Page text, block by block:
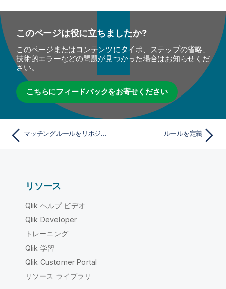
このページは役に立ちましたか?
このページまたはコンテンツにタイポ、ステップの省略、
技術的エラーなどの問題が見つかった場合はお知らせくだ
さい。
こちらにフィードバックをお寄せください
マッチングルールをリポジトリーにエクスポートする方法 ルールを定義
リソース
Qlik ヘルプ ビデオ
Qlik Developer
トレーニング
Qlik 学習
Qlik Customer Portal
リソース ライブラリ